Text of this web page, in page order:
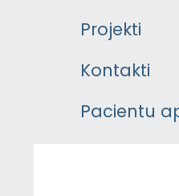
Projekti
Kontakti
Pacientu